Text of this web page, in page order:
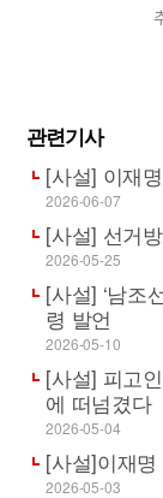
관련기사
[사설] 이재
2026-06-07
[사설] 선거
2026-05-25
[사설] ‘남조
령 발언
2026-05-10
[사설] 피고
에 떠넘겼다
2026-05-04
[사설]이재
2026-05-03